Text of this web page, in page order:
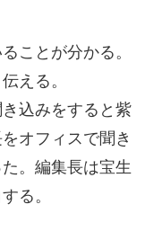
ことが分かる。
える。
込みをすると紫
オフィスで聞き
。編集長は宝生
る。